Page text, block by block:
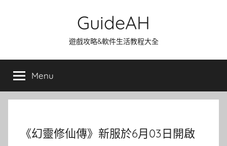
GuideAH
遊戲攻略&軟件生活教程大全
Menu
《幻靈修仙傳》新服於6月03日開啟